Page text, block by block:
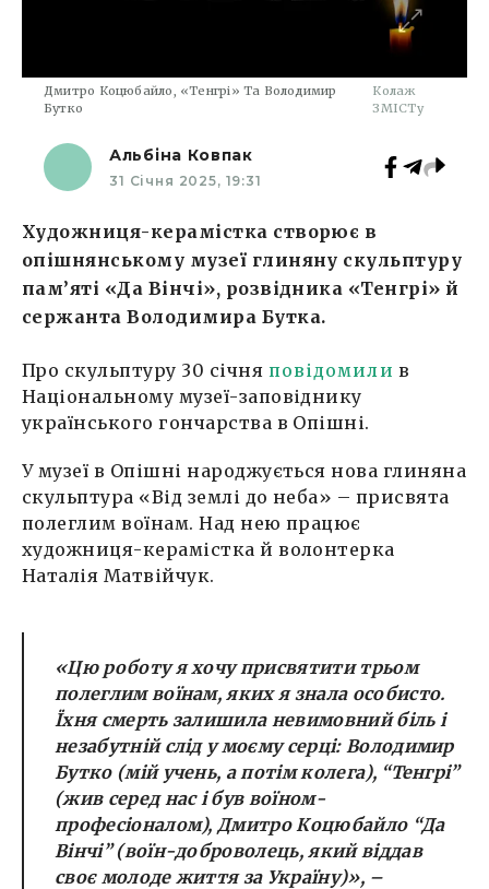
Дмитро Коцюбайло, «Тенгрі» Та Володимир
Бутко
Колаж
ЗМІСТу
Альбіна Ковпак
31 Січня 2025, 19:31
Художниця-керамістка створює в
опішнянському музеї глиняну скульптуру
пам’яті «Да Вінчі», розвідника «Тенгрі» й
сержанта Володимира Бутка.
Про скульптуру 30 січня повідомили в
Національному музеї-заповіднику
українського гончарства в Опішні.
У музеї в Опішні народжується нова глиняна
скульптура «Від землі до неба» – присвята
полеглим воїнам. Над нею працює
художниця-керамістка й волонтерка
Наталія Матвійчук.
«Цю роботу я хочу присвятити трьом
полеглим воїнам, яких я знала особисто.
Їхня смерть залишила невимовний біль і
незабутній слід у моєму серці: Володимир
Бутко (мій учень, а потім колега), “Тенгрі”
(жив серед нас і був воїном-
професіоналом), Дмитро Коцюбайло “Да
Вінчі” (воїн-доброволець, який віддав
своє молоде життя за Україну)», –